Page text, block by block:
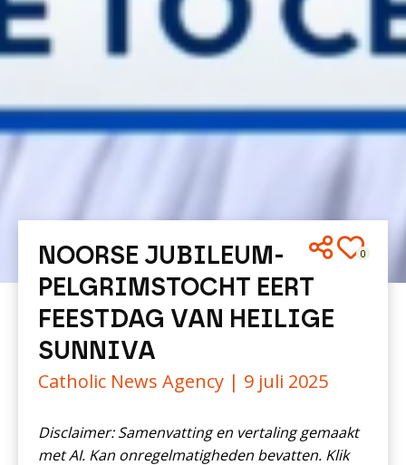
0
NOORSE JUBILEUM-
PELGRIMSTOCHT EERT
FEESTDAG VAN HEILIGE
SUNNIVA
Catholic News Agency | 9 juli 2025
Disclaimer: Samenvatting en vertaling gemaakt
met AI. Kan onregelmatigheden bevatten. Klik